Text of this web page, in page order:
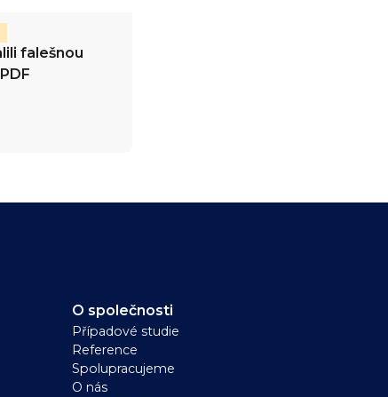
falešnou
O společnosti
Případové studie
Reference
Spolupracujeme
O nás